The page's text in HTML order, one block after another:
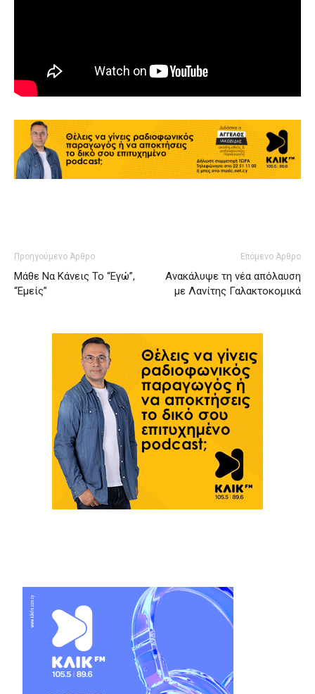
Προηγούμενο Άρθρο
Μάθε Να Κάνεις Το “Εγώ”,
“Εμείς”
Επόμενο Άρθρο
Ανακάλυψε τη νέα απόλαυση
με Λανίτης Γαλακτοκομικά